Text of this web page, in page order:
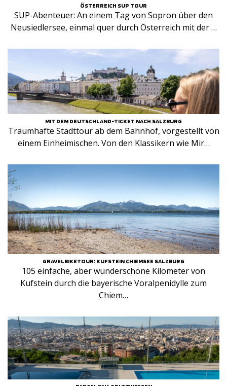
ÖSTERREICH SUP TOUR
SUP-Abenteuer: An einem Tag von Sopron über den
Neusiedlersee, einmal quer durch Österreich mit der …
MIT DEM DEUTSCHLAND-TICKET NACH SALZBURG
Traumhafte Stadttour ab dem Bahnhof, vorgestellt von
einem Einheimischen. Von den Klassikern wie Mir…
GRAVELBIKETOUR: KUFSTEIN CHIEMSEE SALZBURG
105 einfache, aber wunderschöne Kilometer von
Kufstein durch die bayerische Voralpenidylle zum
Chiem…